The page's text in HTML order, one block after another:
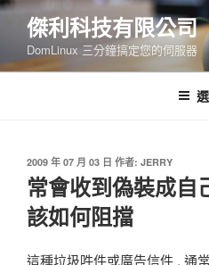
跳
要
傑利科技有限公司
DomLinux 三分鐘搞定您的伺服器
發
佈
於
2009 年 07 月 03 日 作者: JERRY
常會收到偽裝成自
該如何阻擋
這種垃圾吽件或廣告信件 , 通